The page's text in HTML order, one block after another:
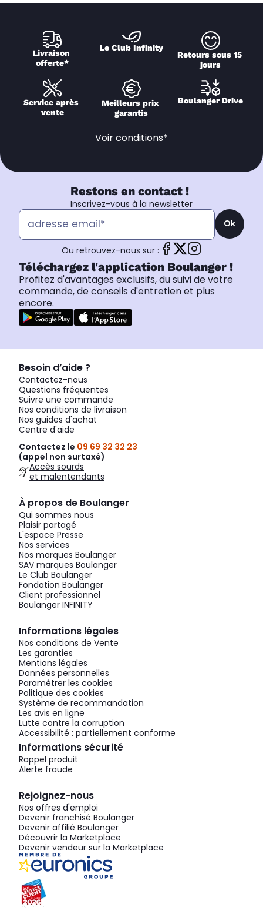
Livraison
offerte*
Le Club Infinity
Retours sous 15
jours
Service après
vente
Meilleurs prix
garantis
Boulanger Drive
Voir conditions*
Restons en contact !
Inscrivez-vous à la newsletter
Ok
Ou retrouvez-nous sur :
Téléchargez l'application Boulanger !
Profitez d'avantages exclusifs, du suivi de votre
commande, de conseils d'entretien et plus
encore.
Besoin d’aide ?
Contactez-nous
Questions fréquentes
Suivre une commande
Nos conditions de livraison
Nos guides d'achat
Centre d'aide
Contactez le 09 69 32 32 23
(appel non surtaxé)
Accès sourds
et malentendants
À propos de Boulanger
Qui sommes nous
Plaisir partagé
L'espace Presse
Nos services
Nos marques Boulanger
SAV marques Boulanger
Le Club Boulanger
Fondation Boulanger
Client professionnel
Boulanger INFINITY
Informations légales
Nos conditions de Vente
Les garanties
Mentions légales
Données personnelles
Paramétrer les cookies
Politique des cookies
Système de recommandation
Les avis en ligne
Lutte contre la corruption
Accessibilité : partiellement conforme
Informations sécurité
Rappel produit
Alerte fraude
Rejoignez-nous
Nos offres d'emploi
Devenir franchisé Boulanger
Devenir affilié Boulanger
Découvrir la Marketplace
Devenir vendeur sur la Marketplace